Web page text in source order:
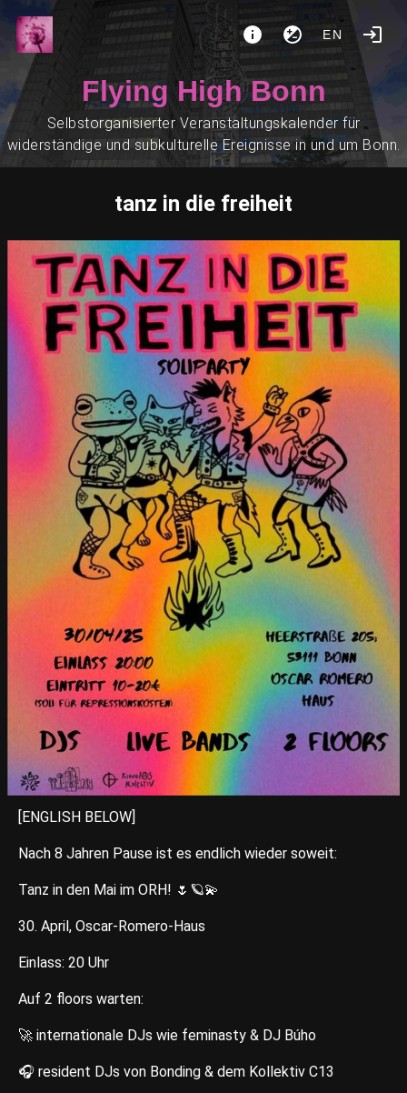
EN
Flying High Bonn
Selbstorganisierter Veranstaltungskalender für
widerständige und subkulturelle Ereignisse in und um Bonn.
tanz in die freiheit
[ENGLISH BELOW]
Nach 8 Jahren Pause ist es endlich wieder soweit:
Tanz in den Mai im ORH! 🌷🪐💫
30. April, Oscar-Romero-Haus
Einlass: 20 Uhr
Auf 2 floors warten:
🚀 internationale DJs wie feminasty & DJ Búho
🎧 resident DJs von Bonding & dem Kollektiv C13